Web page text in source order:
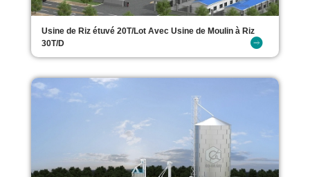
Usine de Riz étuvé 20T/Lot Avec Usine de Moulin à Riz
30T/D